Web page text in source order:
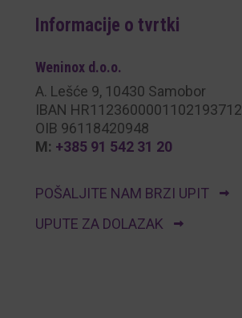
Informacije o tvrtki
Weninox d.o.o.
A. Lešće 9, 10430 Samobor
IBAN HR1123600001102193712
OIB 96118420948
M: +385 91 542 31 20
POŠALJITE NAM BRZI UPIT
UPUTE ZA DOLAZAK